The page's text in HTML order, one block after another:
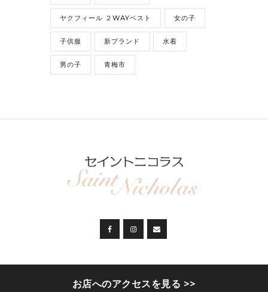
ヤクフィール ２WAYベスト 女の子
子供服 新ブランド 水着
男の子 青梅市
RESERVED. プライバシーポリシー
お店へのアクセスを見る >>